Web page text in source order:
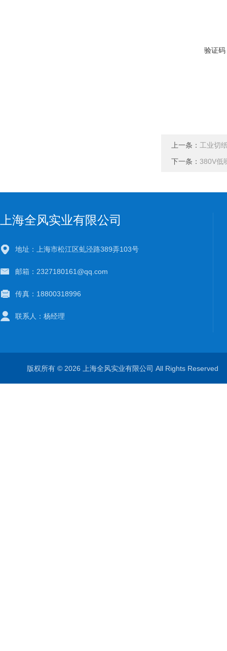
验证码
上一条： 工业切
下一条： 380V低
上海全风实业有限公司
地址：上海市松江区虬泾路389弄103号
邮箱：2327180161@qq.com
传真：18800318996
联系人：杨经理
版权所有 © 2026 上海全风实业有限公司 All Rights